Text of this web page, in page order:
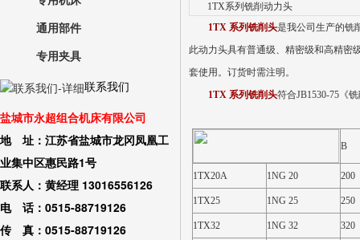
通用部件
专用夹具
联系我们
盐城市永超组合机床有限公司
地 址：江苏省盐城市龙冈凤凰工
业集中区惠民路1号
联系人：黄经理 13016556126
电 话：0515-88719126
传 真：0515-88719126
1TX系列铣削动力头
1TX 系列铣削头是我公司生产的铣
此动力头具有普通级、精密级和高精密
套使用。订货时需注明。
1TX 系列铣削头符合JB1530-75 《
B
1TX20A 1NG 20 200
1TX25 1NG 25 250
1TX32 1NG 32 320